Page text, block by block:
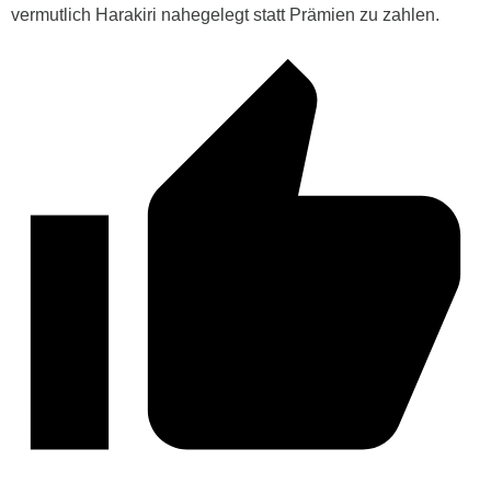
vermutlich Harakiri nahegelegt statt Prämien zu zahlen.